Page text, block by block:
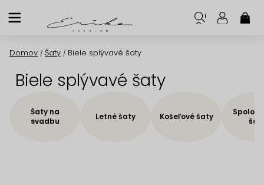
na
Domov / Šaty / Biele splývavé šaty
Biele splývavé šaty
Šaty na
svadbu
Letné šaty Košeľové šaty